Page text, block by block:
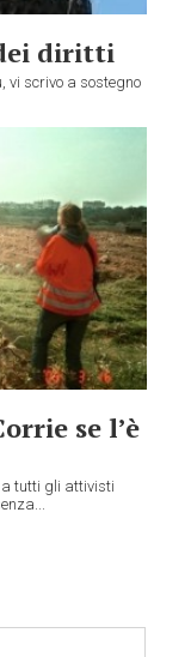
diritti
vi scrivo a sostegno
se l’è
tutti gli attivisti